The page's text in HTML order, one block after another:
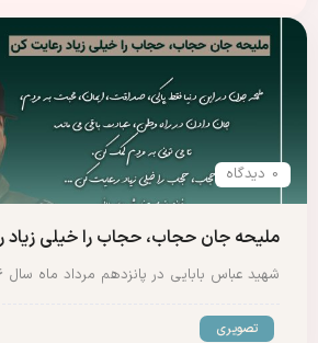
0 دیدگاه
ملیحه جان حجاب، حجاب را خیلی زیاد
شهید عباس بابایی در پانزدهم مرداد ماه سال ۶۶ مطابق با عید…
تصویری